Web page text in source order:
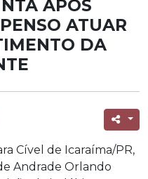
APÓS
ATUAR
DA
Cível de Icaraíma/PR,
Andrade Orlando